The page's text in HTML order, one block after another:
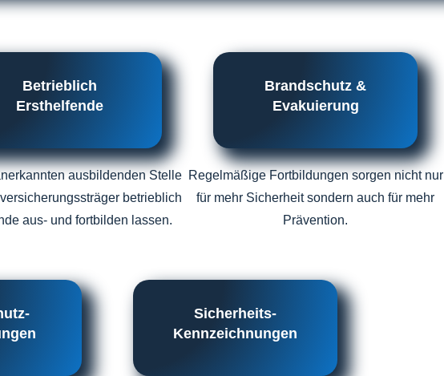
Betrieblich
Ersthelfende
ausbildenden Stelle
betrieblich
aus- und fortbilden lassen.
Brandschutz &
Evakuierung
Regelmäßige Fortbildungen sorgen nicht nur
für mehr Sicherheit sondern auch für mehr
Prävention.
Sicherheits-
Kennzeichnungen